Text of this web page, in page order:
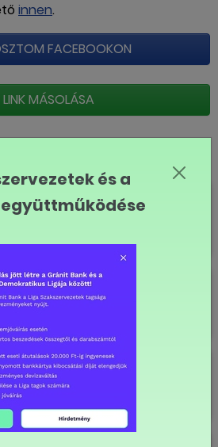
innen.
FACEBOOKON
LINK MÁSOLÁSA
része a
múlik
és a